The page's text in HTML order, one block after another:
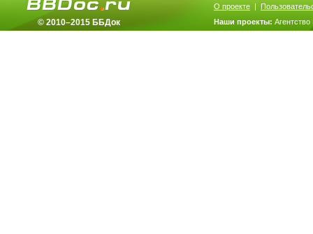
© 2010–2015 ББДок
О проекте |
Наши проекты: